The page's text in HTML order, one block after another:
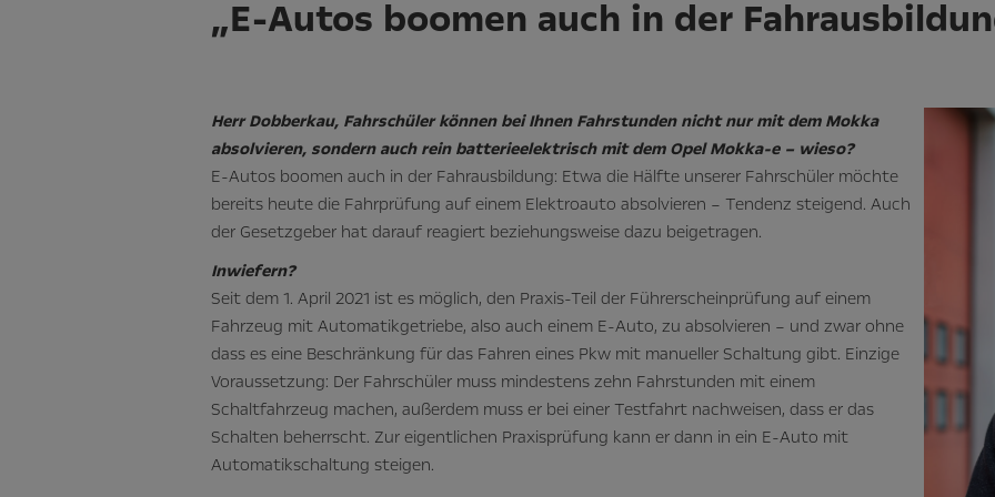
„E-Autos boomen auch in der
Herr Dobberkau, Fahrschüler können bei Ihnen Fahrstunden nicht nur mit dem Mokka
absolvieren, sondern auch rein batterieelektrisch mit dem Opel Mokka-e – wieso?
E-Autos boomen auch in der Fahrausbildung: Etwa die Hälfte unserer Fahrschüler möchte
bereits heute die Fahrprüfung auf einem Elektroauto absolvieren – Tendenz steigend. Auch
der Gesetzgeber hat darauf reagiert beziehungsweise dazu beigetragen.
Inwiefern?
Seit dem 1. April 2021 ist es möglich, den Praxis-Teil der Führerscheinprüfung auf einem
Fahrzeug mit Automatikgetriebe, also auch einem E-Auto, zu absolvieren – und zwar ohne
dass es eine Beschränkung für das Fahren eines Pkw mit manueller Schaltung gibt. Einzige
Voraussetzung: Der Fahrschüler muss mindestens zehn Fahrstunden mit einem
Schaltfahrzeug machen, außerdem muss er bei einer Testfahrt nachweisen, dass er das
Schalten beherrscht. Zur eigentlichen Praxisprüfung kann er dann in ein E-Auto mit
Automatikschaltung steigen.